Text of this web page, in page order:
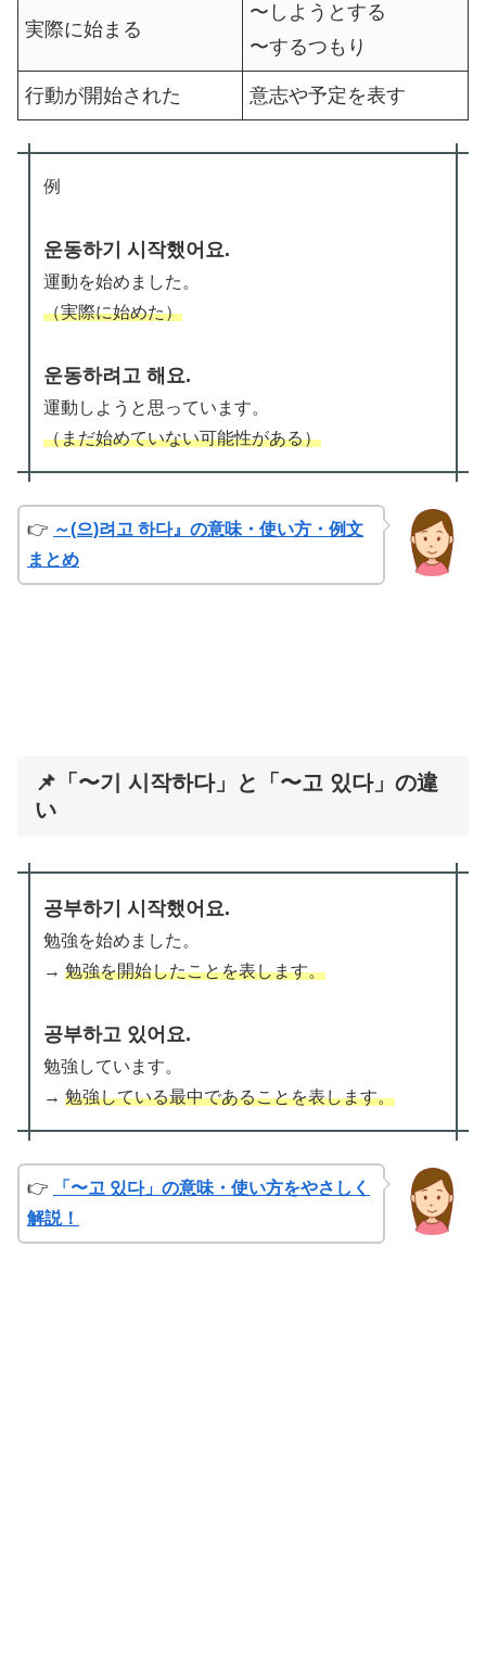
実際に始まる
〜しようとする
〜するつもり
行動が開始された 意志や予定を表す
例
운동하기 시작했어요.
運動を始めました。
（実際に始めた）
운동하려고 해요.
運動しようと思っています。
（まだ始めていない可能性がある）
👉 ～(으)려고 하다』の意味・使い方・例文
まとめ
📌「〜기 시작하다」と「〜고 있다」の違
い
공부하기 시작했어요.
勉強を始めました。
→ 勉強を開始したことを表します。
공부하고 있어요.
勉強しています。
→ 勉強している最中であることを表します。
👉
「〜고 있다」の意味・使い方をやさしく
解説！